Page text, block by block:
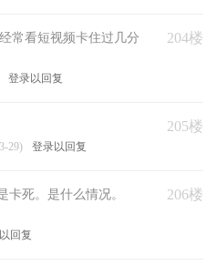
204楼
常看短视频卡住过几分
登录以回复
205楼
29) 登录以回复
206楼
卡死。是什么情况。
回复